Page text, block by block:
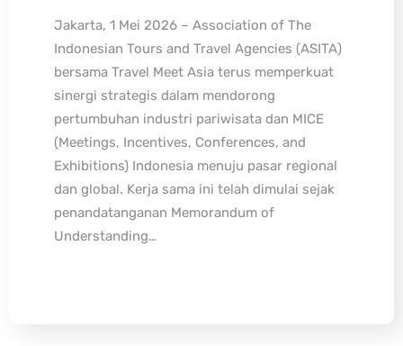
Jakarta, 1 Mei 2026 – Association of The
Indonesian Tours and Travel Agencies (ASITA)
bersama Travel Meet Asia terus memperkuat
sinergi strategis dalam mendorong
pertumbuhan industri pariwisata dan MICE
(Meetings, Incentives, Conferences, and
Exhibitions) Indonesia menuju pasar regional
dan global. Kerja sama ini telah dimulai sejak
penandatanganan Memorandum of
Understanding…